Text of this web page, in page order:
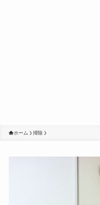
ホーム 掃除